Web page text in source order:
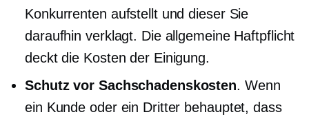
Konkurrenten aufstellt und dieser Sie
daraufhin verklagt. Die allgemeine Haftpflicht
deckt die Kosten der Einigung.
Schutz vor Sachschadenskosten. Wenn
ein Kunde oder ein Dritter behauptet, dass